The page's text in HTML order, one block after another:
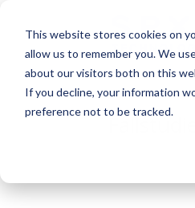
This website stores cookies on
allow us to remember you. We
about our visitors both on this
If you decline, your information
preference not to be tracked.